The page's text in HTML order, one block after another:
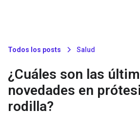
Todos los posts Salud
¿Cuáles son las
novedades en
rodilla?